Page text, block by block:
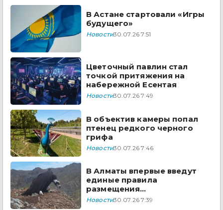
В Астане стартовали «Игры
будущего»
Новости30.07.26 7:51
Цветочный павлин стал
точкой притяжения на
набережной Есентая
Новости30.07.26 7:49
В объектив камеры попал
птенец редкого черного
грифа
Новости30.07.26 7:46
В Алматы впервые введут
единые правила
размещения
электросамокатов
Новости30.07.26 7:39